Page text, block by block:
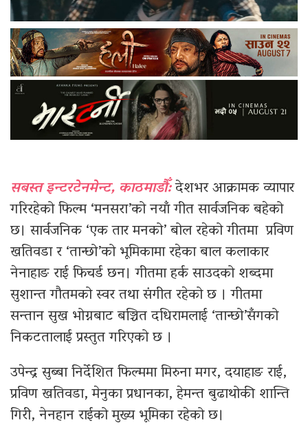
सबस्त इन्टरटेनमेन्ट, काठमाडौँ:देशभर आक्रामक व्यापार
गरिरहेको फिल्म ‘मनसरा’को नयाँ गीत सार्वजनिक बहेको
छ। सार्वजनिक ‘एक तार मनको’ बोल रहेको गीतमा प्रविण
खतिवडा र ‘तान्छो’को भूमिकामा रहेका बाल कलाकार
नेनाहाङ राई फिचर्ड छन। गीतमा हर्क साउदको शब्दमा
सुशान्त गौतमको स्वर तथा संगीत रहेको छ । गीतमा
सन्तान सुख भोग्नबाट बञ्चित दधिरामलाई ‘तान्छो’सँगको
निकटतालाई प्रस्तुत गरिएको छ ।
उपेन्द्र सुब्बा निर्देशित फिल्ममा मिरुना मगर, दयाहाङ राई,
प्रविण खतिवडा, मेनुका प्रधानका, हेमन्त बुढाथोकी शान्ति
गिरी, नेनहान राईको मुख्य भूमिका रहेको छ।